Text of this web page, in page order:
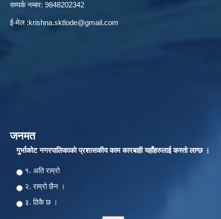
सम्पर्क नम्बर: 9848202342
ई-मेल :krishna.sktlode@gmail.com
जनमत
गुर्भाकोट नगरपालिकाकाे प्रशासकीय काम कारबाही यहाँहरुलाई कस्तो लाग्छ ।
Choices
१. अति राम्रो
२‍‍. राम्रो छैन ।
३. ठिकै छ ।